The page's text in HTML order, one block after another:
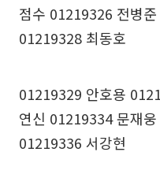
점수 01219326 전병
01219328 최동호
01219329 안호용
연신 01219334 문재
01219336 서강현